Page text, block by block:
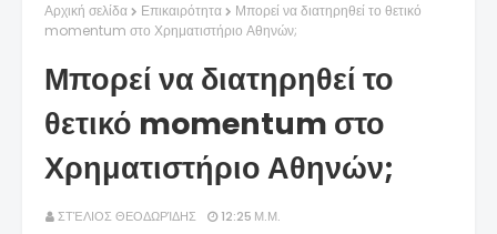
Αρχική σελίδα Επικαιρότητα
Μπορεί να διατηρηθεί το θετικό
momentum στο Χρηματιστήριο Αθηνών;
Μπορεί να διατηρηθεί το
θετικό momentum στο
Χρηματιστήριο Αθηνών;
ΣΤΈΛΙΟΣ ΘΕΟΔΩΡΊΔΗΣ 12:25 Μ.Μ.